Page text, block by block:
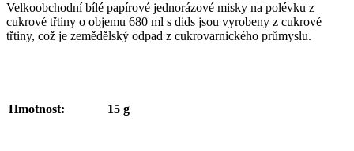
Velkoobchodní bílé papírové jednorázové misky na polévku z
cukrové třtiny o objemu 680 ml s dids jsou vyrobeny z cukrové
třtiny, což je zemědělský odpad z cukrovarnického průmyslu.
Hmotnost: 15 g